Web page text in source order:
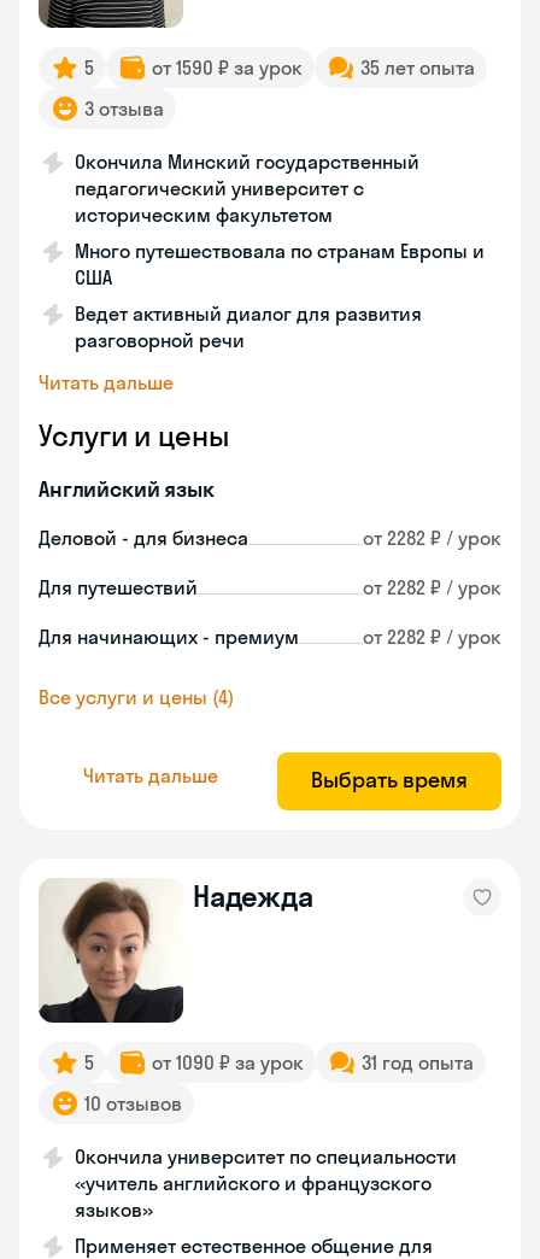
5 от 1590 ₽ за урок
35 лет опыта
3 отзыва
Окончила Минский государственный
педагогический университет с
историческим факультетом
Много путешествовала по странам Европы и
США
Ведет активный диалог для развития
разговорной речи
Читать дальше
Услуги и цены
Английский язык
Деловой - для бизнеса от 2282 ₽ / урок
Для путешествий от 2282 ₽ / урок
Для начинающих - премиум от 2282 ₽ / урок
Все услуги и цены (4)
Читать дальше Выбрать время
Надежда
5 от 1090 ₽ за урок
31 год опыта
10 отзывов
Окончила университет по специальности
«учитель английского и французского
языков»
Применяет естественное общение для